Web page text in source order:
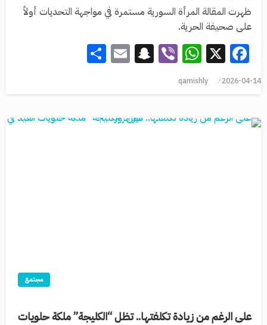
ظهرت المقالة المرأة السورية مستمرة في مواجهة التحديات أولاً
على صحيفة الحرية.
Facebook
X
WhatsApp
Viber
Snapchat
Email
2026-04-14
qamishly
مجتمع
على الرغم من زيادة تكلفتها.. تظل “الكليجة” ملكة حلويات